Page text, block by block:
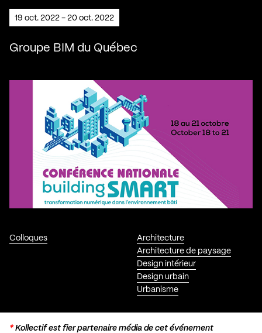
19 oct. 2022 - 20 oct. 2022
Groupe BIM du Québec
Colloques
Architecture
Architecture de paysage
Design intérieur
Design urbain
Urbanisme
*Kollectif est fier partenaire média de cet événement